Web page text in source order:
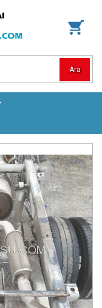
Ara